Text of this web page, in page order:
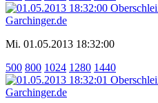
Mi. 01.05.2013 18:32:00
500 800 1024 1280 1440